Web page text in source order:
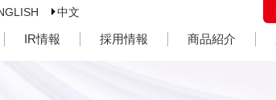
中文
IR情報 採用情報 商品紹介